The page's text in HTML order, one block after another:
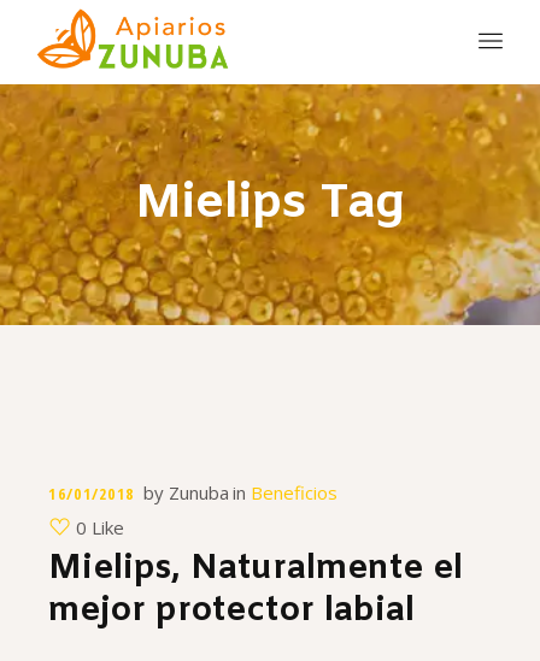
Mielips Tag
16/01/2018 by Zunuba in Beneficios
0 Like
Mielips, Naturalmente el
mejor protector labial